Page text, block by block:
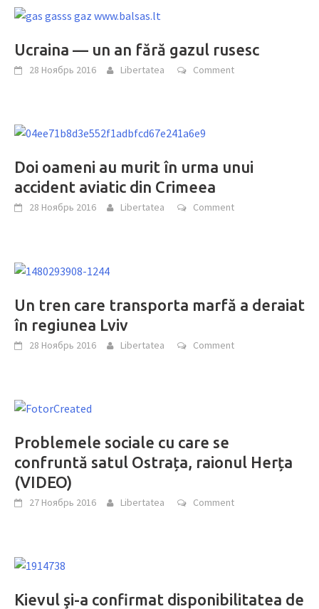
Ucraina — un an fără gazul rusesc
28 Ноябрь 2016 Libertatea Comment
Doi oameni au murit în urma unui
accident aviatic din Crimeea
28 Ноябрь 2016 Libertatea Comment
Un tren care transporta marfă a deraiat
în regiunea Lviv
28 Ноябрь 2016 Libertatea Comment
Problemele sociale cu care se
confruntă satul Ostrața, raionul Herța
(VIDEO)
27 Ноябрь 2016 Libertatea Comment
Kievul şi-a confirmat disponibilitatea de